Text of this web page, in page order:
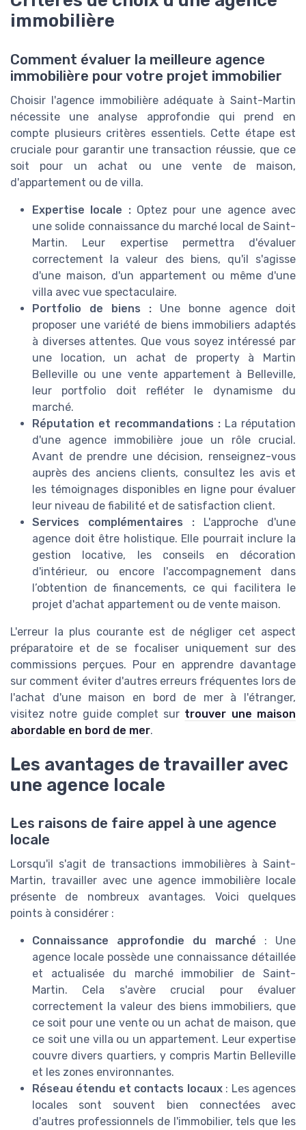
immobilière
Comment évaluer la meilleure agence
immobilière pour votre projet immobilier
Choisir l'agence immobilière adéquate à Saint-Martin
nécessite une analyse approfondie qui prend en
compte plusieurs critères essentiels. Cette étape est
cruciale pour garantir une transaction réussie, que ce
soit pour un achat ou une vente de maison,
d'appartement ou de villa.
Expertise locale : Optez pour une agence avec
une solide connaissance du marché local de Saint-
Martin. Leur expertise permettra d'évaluer
correctement la valeur des biens, qu'il s'agisse
d'une maison, d'un appartement ou même d'une
villa avec vue spectaculaire.
Portfolio de biens : Une bonne agence doit
proposer une variété de biens immobiliers adaptés
à diverses attentes. Que vous soyez intéressé par
une location, un achat de property à Martin
Belleville ou une vente appartement à Belleville,
leur portfolio doit refléter le dynamisme du
marché.
Réputation et recommandations : La réputation
d'une agence immobilière joue un rôle crucial.
Avant de prendre une décision, renseignez-vous
auprès des anciens clients, consultez les avis et
les témoignages disponibles en ligne pour évaluer
leur niveau de fiabilité et de satisfaction client.
Services complémentaires : L'approche d'une
agence doit être holistique. Elle pourrait inclure la
gestion locative, les conseils en décoration
d'intérieur, ou encore l'accompagnement dans
l’obtention de financements, ce qui facilitera le
projet d'achat appartement ou de vente maison.
L'erreur la plus courante est de négliger cet aspect
préparatoire et de se focaliser uniquement sur des
commissions perçues. Pour en apprendre davantage
sur comment éviter d'autres erreurs fréquentes lors de
l'achat d'une maison en bord de mer à l'étranger,
visitez notre guide complet sur trouver une maison
abordable en bord de mer.
Les avantages de travailler avec
une agence locale
Les raisons de faire appel à une agence
locale
Lorsqu'il s'agit de transactions immobilières à Saint-
Martin, travailler avec une agence immobilière locale
présente de nombreux avantages. Voici quelques
points à considérer :
Connaissance approfondie du marché : Une
agence locale possède une connaissance détaillée
et actualisée du marché immobilier de Saint-
Martin. Cela s'avère crucial pour évaluer
correctement la valeur des biens immobiliers, que
ce soit pour une vente ou un achat de maison, que
ce soit une villa ou un appartement. Leur expertise
couvre divers quartiers, y compris Martin Belleville
et les zones environnantes.
Réseau étendu et contacts locaux: Les agences
locales sont souvent bien connectées avec
d'autres professionnels de l'immobilier, tels que les